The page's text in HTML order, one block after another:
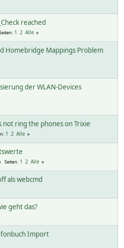
reached
1 2 Alle
Homebridge Mappings Problem
der WLAN-Devices
not ring the phones on Trixie
1 2 Alle
Seiten 1 2 Alle
als webcmd
geht das?
Import